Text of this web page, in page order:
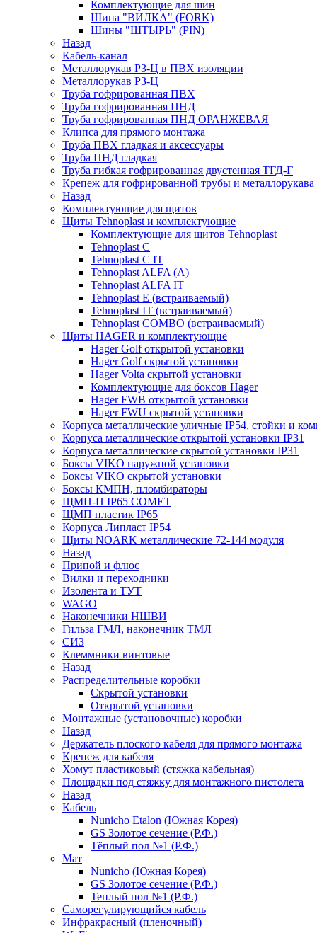
Комплектующие для шин
Шина "ВИЛКА" (FORK)
Шины "ШТЫРЬ" (PIN)
Назад
Кабель-канал
Металлорукав РЗ-Ц в ПВХ изоляции
Металлорукав РЗ-Ц
Труба гофрированная ПВХ
Труба гофрированная ПНД
Труба гофрированная ПНД ОРАНЖЕВАЯ
Клипса для прямого монтажа
Труба ПВХ гладкая и аксессуары
Труба ПНД гладкая
Труба гибкая гофрированная двустенная ТГД-Г
Крепеж для гофрированной трубы и металлорукава
Назад
Комплектующие для щитов
Щиты Tehnoplast и комплектующие
Комплектующие для щитов Tehnoplast
Tehnoplast C
Tehnoplast C IT
Tehnoplast ALFA (А)
Tehnoplast ALFA IT
Tehnoplast E (встраиваемый)
Tehnoplast IT (встраиваемый)
Tehnoplast COMBO (встраиваемый)
Щиты HAGER и комплектующие
Hager Golf открытой установки
Hager Golf скрытой установки
Hager Volta скрытой установки
Комплектующие для боксов Hager
Hager FWB открытой установки
Hager FWU скрытой установки
Корпуса металлические уличные IP54, стойки и
Корпуса металлические открытой установки IP31
Корпуса металлические скрытой установки IP31
Боксы VIKO наружной установки
Боксы VIKO скрытой установки
Боксы КМПН, пломбираторы
ЩМП-П IP65 COMET
ЩМП пластик IP65
Корпуса Липласт IP54
Щиты NOARK металлические 72-144 модуля
Назад
Припой и флюс
Вилки и переходники
Изолента и ТУТ
WAGO
Наконечники НШВИ
Гильза ГМЛ, наконечник ТМЛ
СИЗ
Клеммники винтовые
Назад
Распределительные коробки
Скрытой установки
Открытой установки
Монтажные (установочные) коробки
Назад
Держатель плоского кабеля для прямого монтажа
Крепеж для кабеля
Хомут пластиковый (стяжка кабельная)
Площадки под стяжку для монтажного пистолета
Назад
Кабель
Nunicho Etalon (Южная Корея)
GS Золотое сечение (Р.Ф.)
Тёплый пол №1 (Р.Ф.)
Мат
Nunicho (Южная Корея)
GS Золотое сечение (Р.Ф.)
Теплый пол №1 (Р.Ф.)
Саморегулирующийся кабель
Инфракрасный (пленочный)